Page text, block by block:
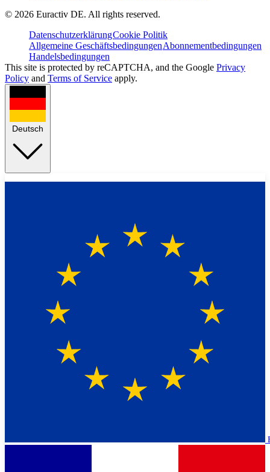
© 2026 Euractiv DE. All rights reserved.
DatenschutzerklärungCookie Politik
Allgemeine GeschäftsbedingungenAbonnementbedingungen
Handelsbedingungen
This site is protected by reCAPTCHA, and the Google Privacy
Policy and Terms of Service apply.
Deutsch